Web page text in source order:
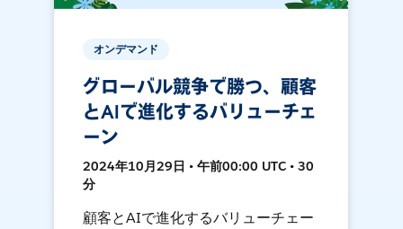
オンデマンド
グローバル競争で勝つ、顧客
とAIで進化するバリューチェ
ーン
2024年10月29日 • 午前00:00 UTC • 30
分
顧客とAIで進化するバリューチェー